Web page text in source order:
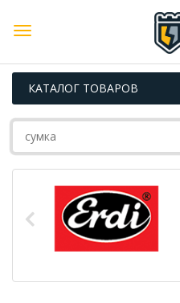
КАТАЛОГ ТОВАРОВ